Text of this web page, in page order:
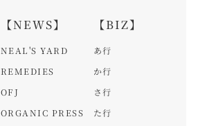
【NEWS】
NEAL'S YARD
REMEDIES
OFJ
ORGANIC PRESS
【BIZ】
あ行
か行
さ行
た行